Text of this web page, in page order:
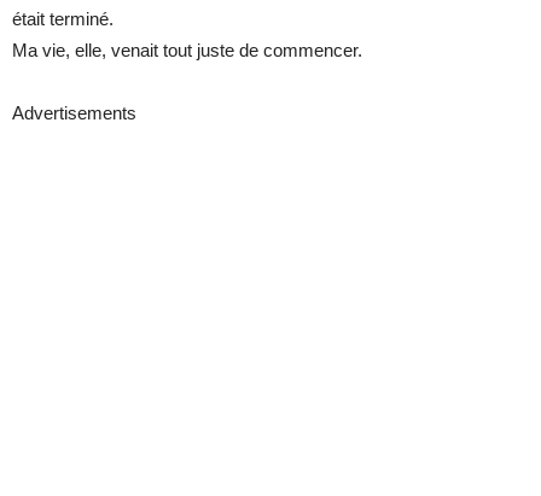
était terminé.
Ma vie, elle, venait tout juste de commencer.
Advertisements